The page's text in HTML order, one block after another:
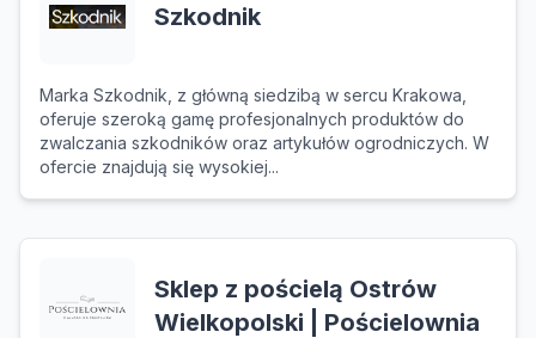
Szkodnik
Marka Szkodnik, z główną siedzibą w sercu Krakowa,
oferuje szeroką gamę profesjonalnych produktów do
zwalczania szkodników oraz artykułów ogrodniczych. W
ofercie znajdują się wysokiej...
Sklep z pościelą Ostrów
Wielkopolski | Pościelownia